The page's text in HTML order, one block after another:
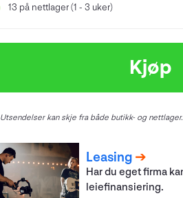
13 på nettlager (1 - 3 uker)
Kjøp
Utsendelser kan skje fra både butikk- og nettlager.
Leasing
Har du eget firma
leiefinansiering.